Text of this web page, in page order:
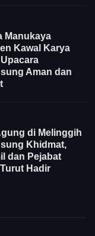
Manukaya
Kawal Karya
Aman dan
di Melinggih
Khidmat,
dan Pejabat
Hadir